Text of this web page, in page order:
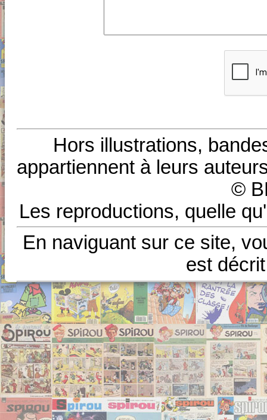
Hors illustrations,
appartiennent à leurs
©
Les reproductions, quelle
En naviguant sur ce site,
est